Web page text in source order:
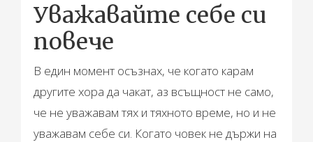
Уважавайте себе си
повече
В един момент осъзнах, че когато карам
другите хора да чакат, аз всъщност не само,
че не уважавам тях и тяхното време, но и не
уважавам себе си. Когато човек не държи на